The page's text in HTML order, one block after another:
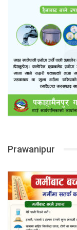
Prawanipur